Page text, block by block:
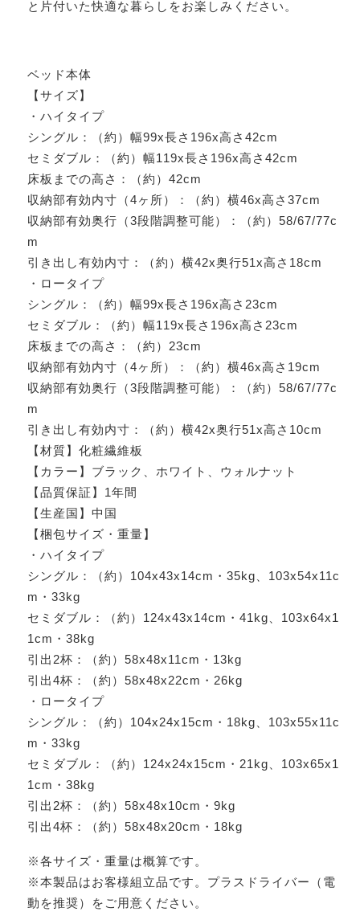
と片付いた快適な暮らしをお楽しみください。
ベッド本体
【サイズ】
・ハイタイプ
シングル：（約）幅99x長さ196x高さ42cm
セミダブル：（約）幅119x長さ196x高さ42cm
床板までの高さ：（約）42cm
収納部有効内寸（4ヶ所）：（約）横46x高さ37cm
収納部有効奥行（3段階調整可能）：（約）58/67/77c
m
引き出し有効内寸：（約）横42x奥行51x高さ18cm
・ロータイプ
シングル：（約）幅99x長さ196x高さ23cm
セミダブル：（約）幅119x長さ196x高さ23cm
床板までの高さ：（約）23cm
収納部有効内寸（4ヶ所）：（約）横46x高さ19cm
収納部有効奥行（3段階調整可能）：（約）58/67/77c
m
引き出し有効内寸：（約）横42x奥行51x高さ10cm
【材質】化粧繊維板
【カラー】ブラック、ホワイト、ウォルナット
【品質保証】1年間
【生産国】中国
【梱包サイズ・重量】
・ハイタイプ
シングル：（約）104x43x14cm・35kg、103x54x11c
m・33kg
セミダブル：（約）124x43x14cm・41kg、103x64x1
1cm・38kg
引出2杯：（約）58x48x11cm・13kg
引出4杯：（約）58x48x22cm・26kg
・ロータイプ
シングル：（約）104x24x15cm・18kg、103x55x11c
m・33kg
セミダブル：（約）124x24x15cm・21kg、103x65x1
1cm・38kg
引出2杯：（約）58x48x10cm・9kg
引出4杯：（約）58x48x20cm・18kg
※各サイズ・重量は概算です。
※本製品はお客様組立品です。プラスドライバー（電
動を推奨）をご用意ください。